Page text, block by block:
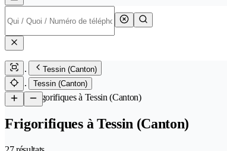
Tessin (Canton)
Tessin (Canton)
/Frigorifiques à Tessin (Canton)
Frigorifiques à Tessin (Canton)